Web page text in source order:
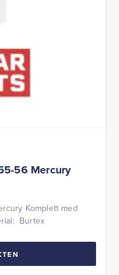
56 Mercury
Komplett med
Burtex